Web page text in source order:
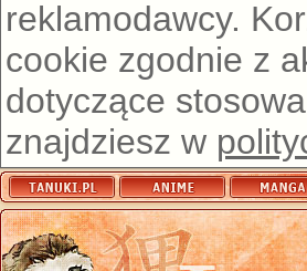
reklamodawcy.
cookie zgodnie z
dotyczące
znajdziesz w